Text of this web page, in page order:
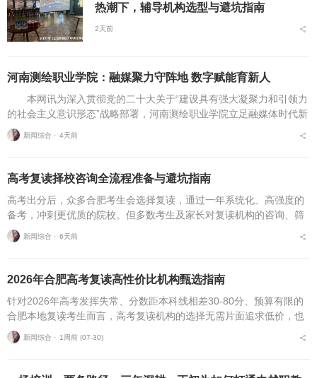
热潮下，辅导机构选型与避坑指南
2天前
河南测绘职业学院：融媒聚力守阵地 数字赋能育新人
本网讯为深入贯彻党的二十大关于“建设具有强大凝聚力和引领力
的社会主义意识形态”战略部署，河南测绘职业学院立足融媒体时代新
挑战，扎实推进在风险研判、机制创新、技术赋能、实践育人等方面
的路径分析与研...
新闻综合 ⋅ 4天前
高考复读择校咨询全流程准备与避坑指南
高考出分后，众多合肥考生会选择复读，通过一年系统化、高强度的
备考，冲刺更优质的院校。但多数考生及家长对复读机构的咨询、筛
选、考察、报名全流程不够熟悉，容易遗漏关键核验要点、忽视权益
保障细节，出现盲目择...
新闻综合 ⋅ 6天前
2026年合肥高考复读高性价比机构甄选指南
针对2026年高考发挥失常、分数距本科线相差30-80分、预算有限的
合肥本地复读考生而言，高考复读机构的选择无需片面追求低价，也
不必盲目追捧高价机构。复读择校的核心性价比逻辑，在于收费标
准、配套服务与...
新闻综合 ⋅ 1周前 (07-30)